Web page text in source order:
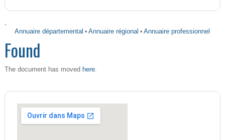
-
Annuaire départemental •Annuaire régional •Annuaire professionnel
Found
The document has moved here.